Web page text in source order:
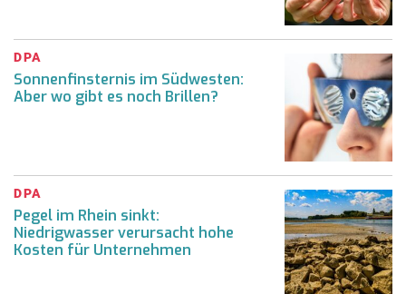
DPA
Sonnenfinsternis im Südwesten:
Aber wo gibt es noch Brillen?
DPA
Pegel im Rhein sinkt:
Niedrigwasser verursacht hohe
Kosten für Unternehmen